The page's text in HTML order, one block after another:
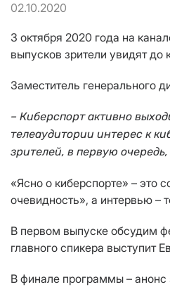
02.10.2020
3 октября 2020 года на
выпусков зрители увидят до
Заместитель генерального
– Киберспорт активно
телеаудитории интерес к
зрителей, в первую
«Ясно о киберспорте» – это
очевидность», а интервью –
В первом выпуске обсудим
главного спикера выступит
В финале программы – анонс